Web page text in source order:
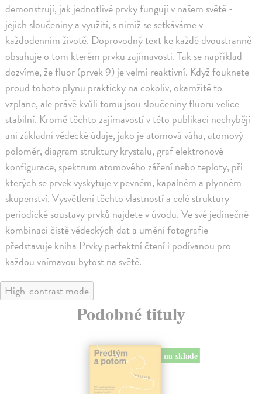
demonstrují, jak jednotlivé prvky fungují v našem světě -
jejich sloučeniny a využití, s nimiž se setkáváme v
každodenním životě. Doprovodný text ke každé dvoustranně
obsahuje o tom kterém prvku zajímavosti. Tak se například
dozvíme, že fluor (prvek 9) je velmi reaktivní. Když fouknete
proud tohoto plynu prakticky na cokoliv, okamžitě to
vzplane, ale právě kvůli tomu jsou sloučeniny fluoru velice
stabilní. Kromě těchto zajímavostí v této publikaci nechybějí
ani základní vědecké údaje, jako je atomová váha, atomový
poloměr, diagram struktury krystalu, graf elektronové
konfigurace, spektrum atomového záření nebo teploty, při
kterých se prvek vyskytuje v pevném, kapalném a plynném
skupenství. Vysvětlení těchto vlastností a celé struktury
periodické soustavy prvků najdete v úvodu. Ve své jedinečné
kombinaci čistě vědeckých dat a umění fotografie
představuje kniha Prvky perfektní čtení i podívanou pro
každou vnímavou bytost na světě.
High-contrast mode
Podobné tituly
novinka